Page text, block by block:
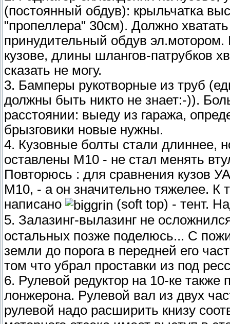
(постоянный обдув): крыльчатка
"пропеллера" 30см). Должно
принудительный обдув эл.мотором.
кузове, длины шлангов-патрубков
сказать не могу.
3. Бамперы рукотворные из труб
должны быть никто не знает:-)).
расстоянии: выеду из гаража,
брызговики новые нужны.
4. Кузовные болты стали длиннее,
оставлены М10 - не стал менять
Повторюсь : для сравнения кузов
М10, - а он значительно тяжелее. К
написано
(soft top) - тент.
5. Залазинг-вылазинг не
остальных позже поделюсь... С
земли до порога в передней его
том что убрал проставки из под
6. Рулевой редуктор на 10-ке также
лонжерона. Рулевой вал из двух
рулевой надо расширить книзу